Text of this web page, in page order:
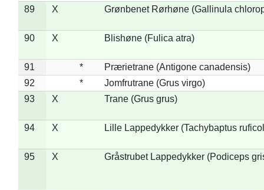
89
X Grønbenet Rørhøne (Gallinula
90 X Blishøne (Fulica atra)
91 *
Prærietrane (Antigone canadensis)
92
*
Jomfrutrane (Grus virgo)
93
X Trane (Grus grus)
94 X Lille Lappedykker (Tachybaptus
95 X Gråstrubet Lappedykker (Podiceps